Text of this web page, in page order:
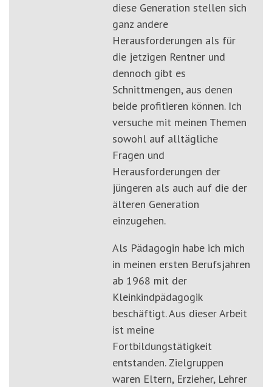
diese Generation stellen sich
ganz andere
Herausforderungen als für
die jetzigen Rentner und
dennoch gibt es
Schnittmengen, aus denen
beide profitieren können. Ich
versuche mit meinen Themen
sowohl auf alltägliche
Fragen und
Herausforderungen der
jüngeren als auch auf die der
älteren Generation
einzugehen.
Als Pädagogin habe ich mich
in meinen ersten Berufsjahren
ab 1968 mit der
Kleinkindpädagogik
beschäftigt. Aus dieser Arbeit
ist meine
Fortbildungstätigkeit
entstanden. Zielgruppen
waren Eltern, Erzieher, Lehrer